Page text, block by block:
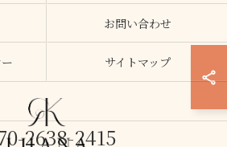
2638-2415
お問い合わせ
サイトマップ